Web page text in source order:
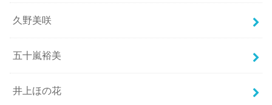
久野美咲
五十嵐裕美
井上ほの花